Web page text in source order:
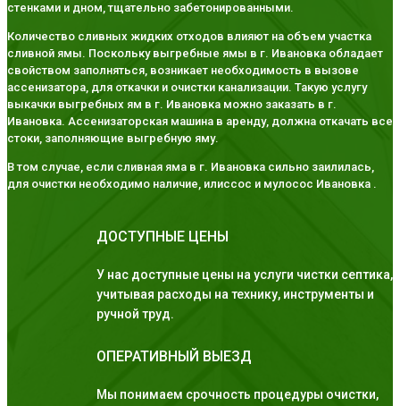
стенками и дном, тщательно забетонированными.
Количество сливных жидких отходов влияют на объем участка
сливной ямы. Поскольку выгребные ямы в г. Ивановка обладает
свойством заполняться, возникает необходимость в вызове
ассенизатора, для откачки и очистки канализации. Такую услугу
выкачки выгребных ям в г. Ивановка можно заказать в г.
Ивановка. Ассенизаторская машина в аренду, должна откачать все
стоки, заполняющие выгребную яму.
В том случае, если сливная яма в г. Ивановка сильно заилилась,
для очистки необходимо наличие, илиссос и мулосос Ивановка .
ДОСТУПНЫЕ ЦЕНЫ
У нас доступные цены на услуги чистки септика,
учитывая расходы на технику, инструменты и
ручной труд.
ОПЕРАТИВНЫЙ ВЫЕЗД
Мы понимаем срочность процедуры очистки,